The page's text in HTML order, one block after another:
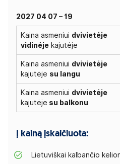
2027 04 07 – 19
Kaina asmeniui dvivietėje
vidinėje kajutėje
Kaina asmeniui dvivietėje
kajutėje su langu
Kaina asmeniui dvivietėje
kajutėje su balkonu
Į kainą įskaičiuota:
Lietuviškai kalbančio